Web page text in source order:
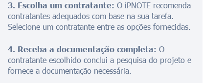
3. Escolha um contratante: O iPNOTE recomenda
contratantes adequados com base na sua tarefa.
Selecione um contratante entre as opções fornecidas.
4. Receba a documentação completa: O
contratante escolhido conclui a pesquisa do projeto e
fornece a documentação necessária.